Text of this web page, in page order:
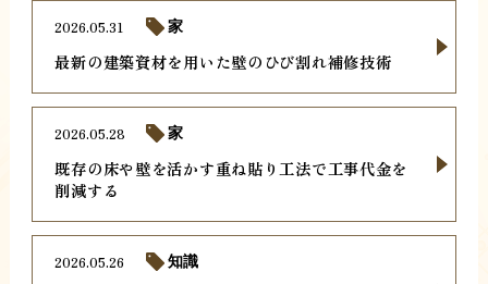
最新の建築資材を用いた壁のひび割れ補修技術
2026.05.31 家
既存の床や壁を活かす重ね貼り工法で工事代金を
削減する
2026.05.28 家
2026.05.26 知識